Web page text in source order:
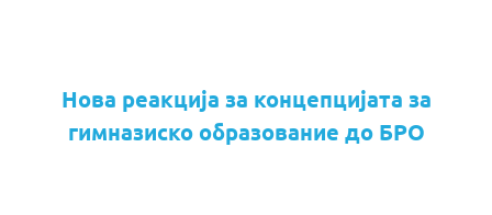
Нова реакција за концепцијата за
гимназиско образование до БРО